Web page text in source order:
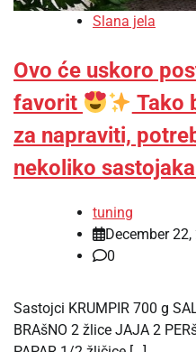
Slana jela
Ovo će uskoro
favorit
Tako
za napraviti,
nekoliko
tuning
December
0
Sastojci KRUMPIR 700 g
BRAšNO 2 žlice JAJA 2